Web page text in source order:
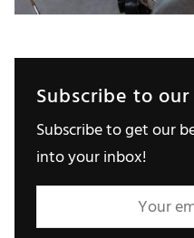
Subscribe to
Subscribe to get our
into your inbox!